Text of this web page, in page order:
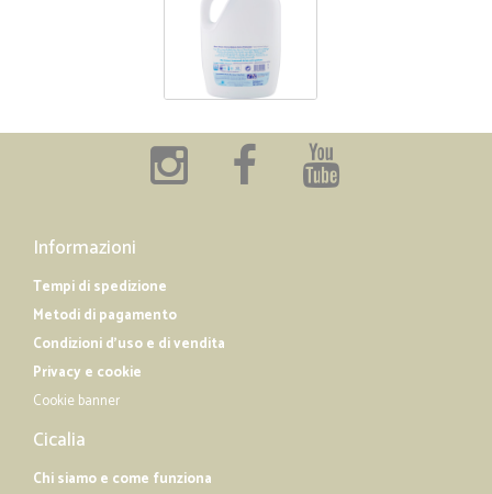
Informazioni
Tempi di spedizione
Metodi di pagamento
Condizioni d'uso e di vendita
Privacy e cookie
Cookie banner
Cicalia
Chi siamo e come funziona